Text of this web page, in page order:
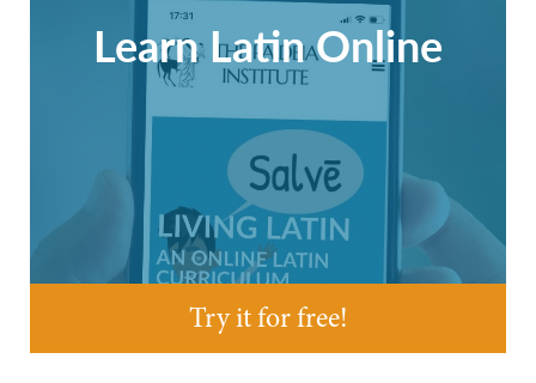
Learn Latin Online
Try it for free!